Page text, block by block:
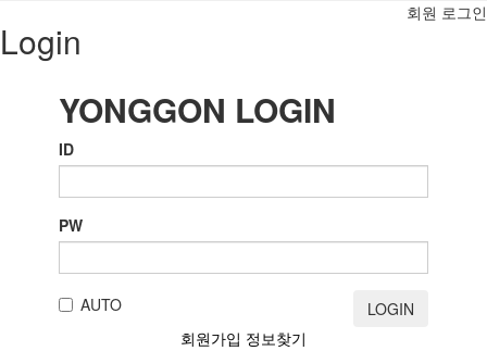
Login
회원 로그인
YONGGON LOGIN
ID
PW
AUTO
LOGIN
회원가입 정보찾기